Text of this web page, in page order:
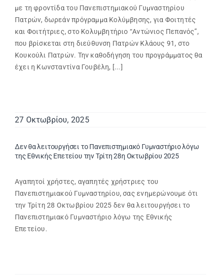
με τη φροντίδα του Πανεπιστημιακού Γυμναστηρίου
Πατρών, δωρεάν πρόγραμμα Κολύμβησης, για Φοιτητές
και Φοιτήτριες, στο Κολυμβητήριο “Αντώνιος Πεπανός”,
που βρίσκεται στη διεύθυνση Πατρών Κλάους 91, στο
Κουκούλι Πατρών. Την καθοδήγηση του προγράμματος θα
έχει η Κωνσταντίνα Γουβέλη, [...]
27 Οκτωβρίου, 2025
Δεν θα λειτουργήσει το Πανεπιστημιακό Γυμναστήριο λόγω
της Εθνικής Επετείου την Τρίτη 28η Οκτωβρίου 2025
Αγαπητοί χρήστες, αγαπητές χρήστριες του
Πανεπιστημιακού Γυμναστηρίου, σας ενημερώνουμε ότι
την Τρίτη 28 Οκτωβρίου 2025 δεν θα λειτουργήσει το
Πανεπιστημιακό Γυμναστήριο λόγω της Εθνικής
Επετείου.